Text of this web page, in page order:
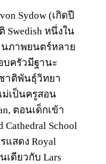
Sydow (เกิดปี
หนึ่งใน
นภาพยนตร์หลาย
บครัวมีฐานะ
าติพันธุ์วิทยา
ม่เป็นครูสอน
ตอนเด็กเข้า
School
แสดง Royal
เดียวกับ Lars